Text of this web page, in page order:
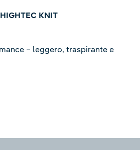
HIGHTEC KNIT
– leggero, traspirante e